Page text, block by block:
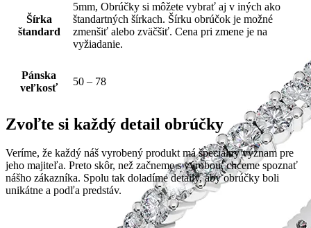
Šírka
štandard
5mm, Obrúčky si môžete vybrať aj v iných ako
štandartných šírkach. Šírku obrúčok je možné
zmenšiť alebo zväčšiť. Cena pri zmene je na
vyžiadanie.
Pánska
veľkosť
50 – 78
Zvoľte si každý detail obrúčky
Veríme, že každý náš vyrobený produkt má špeciálny význam pre
jeho majiteľa. Preto skôr, než začneme s výrobou, chceme spoznať
nášho zákazníka. Spolu tak doladíme detaily, aby obrúčky boli
unikátne a podľa predstáv.